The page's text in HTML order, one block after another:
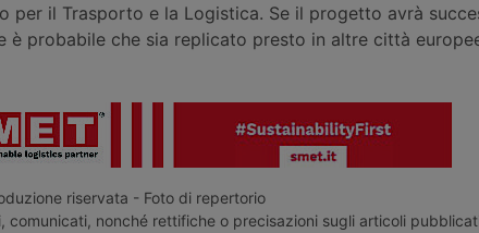
per il Trasporto e la Logistica. Se il progetto avrà
è probabile che sia replicato presto in altre città
riservata - Foto di repertorio
comunicati, nonché rettifiche o precisazioni sugli articoli